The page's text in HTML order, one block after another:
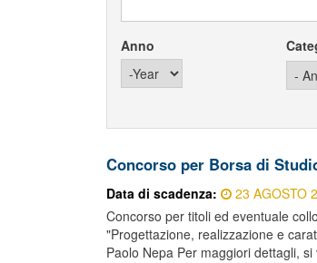
Anno
Year
Concorso per Borsa di
Data di scadenza:
23 AGOSTO
Concorso per titoli ed eventuale
"Progettazione, realizzazione e
Paolo Nepa Per maggiori dettagli,